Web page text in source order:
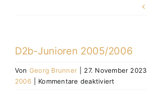
D2b-Junioren 2005/2006
Von Georg Brunner 27. November 2023
2006
Kommentare deaktiviert